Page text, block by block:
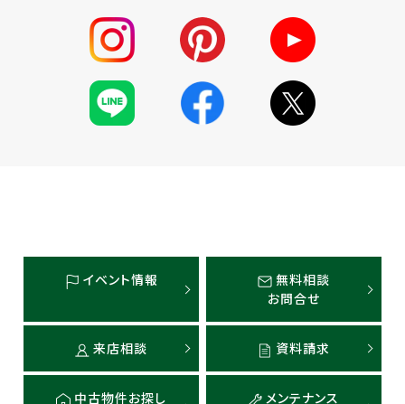
イベント情報
無料相談
お問合せ
来店相談 資料請求
中古物件お探し
メンテナンス